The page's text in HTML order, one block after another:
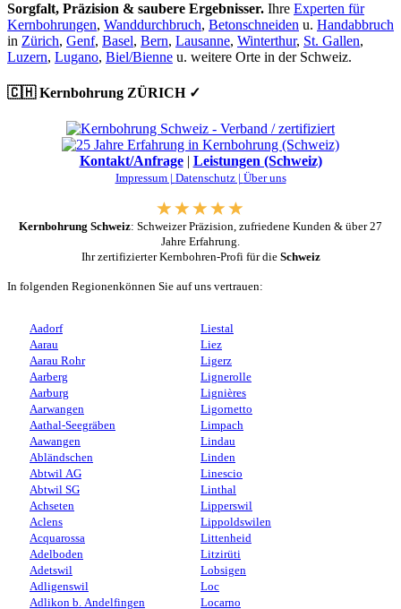
Sorgfalt, Präzision & saubere Ergebnisser. Ihre Experten für
Kernbohrungen, Wanddurchbruch, Betonschneiden u. Handabbruch
in Zürich, Genf, Basel, Bern, Lausanne, Winterthur, St. Gallen,
Luzern, Lugano, Biel/Bienne u. weitere Orte in der Schweiz.
🇨🇭 Kernbohrung ZÜRICH ✓
Kontakt/Anfrage| Leistungen (Schweiz)
Impressum | Datenschutz | Über uns
Kernbohrung Schweiz: Schweizer Präzision, zufriedene Kunden & über 27
Jahre Erfahrung.
Ihr zertifizierter Kernbohren-Profi für die Schweiz
In folgenden Regionenkönnen Sie auf uns vertrauen:
Aadorf
Aarau
Aarau Rohr
Aarberg
Aarburg
Aarwangen
Aathal-Seegräben
Aawangen
Abländschen
Abtwil AG
Abtwil SG
Achseten
Aclens
Acquarossa
Adelboden
Adetswil
Adligenswil
Adlikon b. Andelfingen
Liestal
Liez
Ligerz
Lignerolle
Lignières
Ligornetto
Limpach
Lindau
Linden
Linescio
Linthal
Lipperswil
Lippoldswilen
Littenheid
Litzirüti
Lobsigen
Loc
Locarno